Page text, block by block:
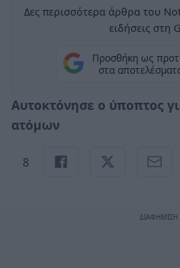
Δες περισσότερα άρθρα του
ειδήσεις στη
Προσθήκη ως
στα
Αυτοκτόνησε ο ύποπτος
ατόμων
8